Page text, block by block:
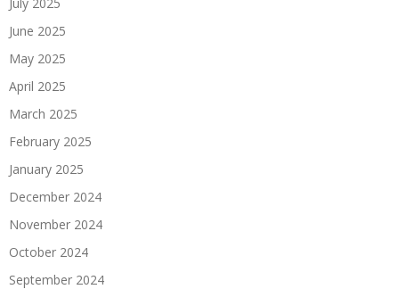
June 2025
May 2025
April 2025
March 2025
February 2025
January 2025
December 2024
November 2024
October 2024
September 2024